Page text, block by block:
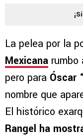
La pelea por la
Mexicana rumbo
pero para Óscar
nombre que
El histórico
Rangel ha